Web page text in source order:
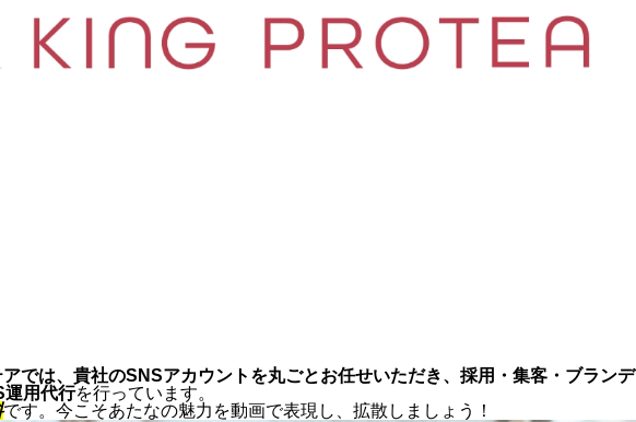
では、貴社のSNSアカウントを丸ごとお任せいただき、採用・集客・ブランデ
運用代行を行っています。
です。今こそあたなの魅力を動画で表現し、拡散しましょう！